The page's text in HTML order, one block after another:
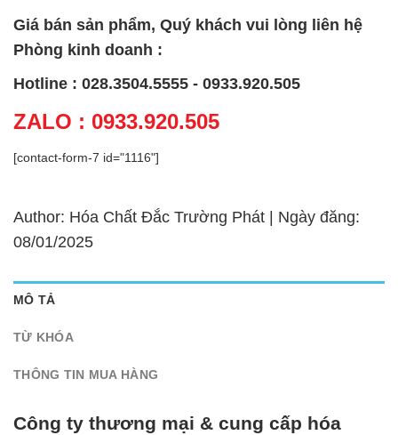
Giá bán sản phẩm, Quý khách vui lòng liên hệ
Phòng kinh doanh :
Hotline : 028.3504.5555 - 0933.920.505
ZALO : 0933.920.505
[contact-form-7 id="1116"]
Author: Hóa Chất Đắc Trường Phát | Ngày đăng:
08/01/2025
MÔ TẢ
TỪ KHÓA
THÔNG TIN MUA HÀNG
Công ty thương mại & cung cấp hóa